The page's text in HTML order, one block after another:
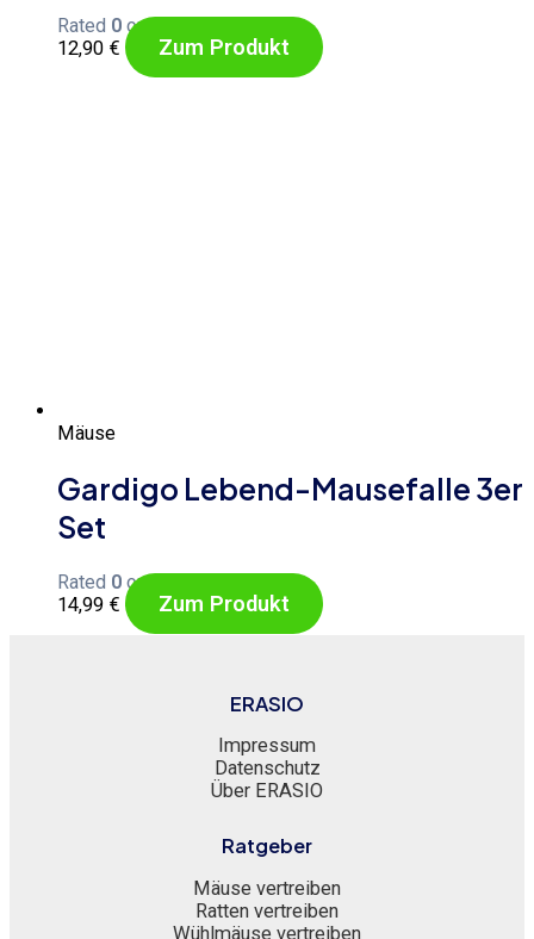
Rated 0 out of 5
12,90 € Zum Produkt
Mäuse
Gardigo Lebend-Mausefalle 3er
Set
Rated 0 out of 5
14,99 € Zum Produkt
ERASIO
Impressum
Datenschutz
Über ERASIO
Ratgeber
Mäuse vertreiben
Ratten vertreiben
Wühlmäuse vertreiben